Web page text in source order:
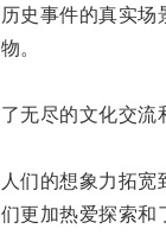
事件的真实场
。
尽的文化交流
的想象力拓宽
加热爱探索和